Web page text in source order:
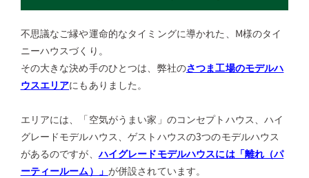
不思議なご縁や運命的なタイミングに導かれた、M様のタイ
ニーハウスづくり。
その大きな決め手のひとつは、弊社のさつま工場のモデルハ
ウスエリアにもありました。
エリアには、「空気がうまい家」のコンセプトハウス、ハイ
グレードモデルハウス、ゲストハウスの3つのモデルハウス
があるのですが、ハイグレードモデルハウスには「離れ（パ
ーティールーム）」 が併設されています。